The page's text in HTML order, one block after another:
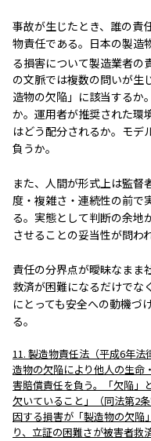
事故が生じたとき、誰の責
物責任である。日本の製造
る損害について製造業者の
の文脈では複数の問いが生
造物の欠陥」に該当するか
か。運用者が推奨された環
はどう配分されるか。モデ
負うか。
また、人間が形式上は監督
度・複雑さ・連続性の前で
る。実態として判断の余地
させることの妥当性が問わ
責任の分界点が曖昧なまま
救済が困難になるだけでな
にとっても安全への動機づ
る。
11. 製造物責任法（平成6年
造物の欠陥により他人の生命
害賠償責任を負う。「欠陥」
欠いていること」（同法第2
因する損害が「製造物の欠陥
り、立証の困難さが被害者救